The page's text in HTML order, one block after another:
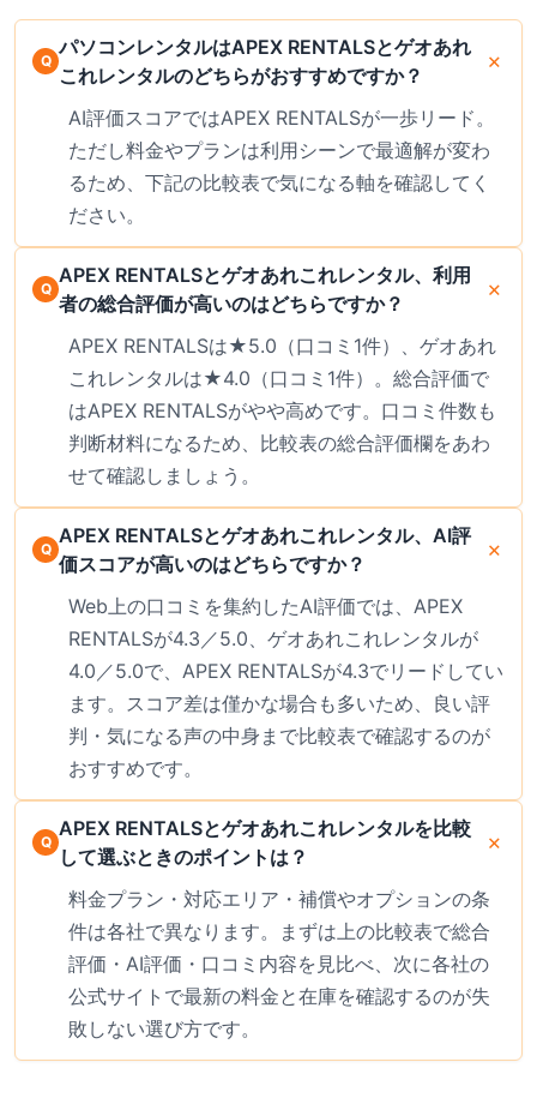
パソコンレンタルはAPEX RENTALSとゲオあれ
これレンタルのどちらがおすすめですか？
AI評価スコアではAPEX RENTALSが一歩リード。
ただし料金やプランは利用シーンで最適解が変わ
るため、下記の比較表で気になる軸を確認してく
ださい。
APEX RENTALSとゲオあれこれレンタル、利用
者の総合評価が高いのはどちらですか？
APEX RENTALSは★5.0（口コミ1件）、ゲオあれ
これレンタルは★4.0（口コミ1件）。総合評価で
はAPEX RENTALSがやや高めです。口コミ件数も
判断材料になるため、比較表の総合評価欄をあわ
せて確認しましょう。
APEX RENTALSとゲオあれこれレンタル、AI評
価スコアが高いのはどちらですか？
Web上の口コミを集約したAI評価では、APEX
RENTALSが4.3／5.0、ゲオあれこれレンタルが
4.0／5.0で、APEX RENTALSが4.3でリードしてい
ます。スコア差は僅かな場合も多いため、良い評
判・気になる声の中身まで比較表で確認するのが
おすすめです。
APEX RENTALSとゲオあれこれレンタルを比較
して選ぶときのポイントは？
料金プラン・対応エリア・補償やオプションの条
件は各社で異なります。まずは上の比較表で総合
評価・AI評価・口コミ内容を見比べ、次に各社の
公式サイトで最新の料金と在庫を確認するのが失
敗しない選び方です。